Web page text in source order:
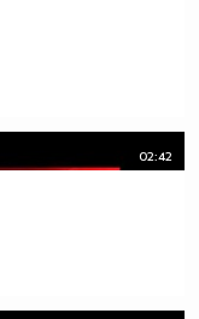
02:42